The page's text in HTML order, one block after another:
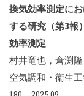
換気効率測定に
する研究（第3報
効率測定
村井竜也，倉渕
空気調和・衛生